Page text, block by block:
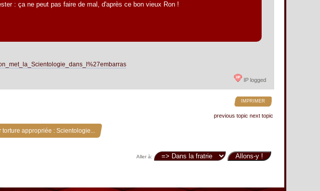
: ça ne peut pas faire de mal, d'après ce bon vieux Ron !
IP logged
IMPRIMER
previous topic next topic
torture appropriée : Scientologie...
Aller à: